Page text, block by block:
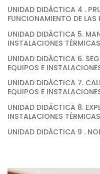
UNIDAD DIDÁCTICA 4 .
FUNCIONAMIENTO DE
UNIDAD DIDÁCTICA 5.
INSTALACIONES TÉRMICAS
UNIDAD DIDÁCTICA 6.
EQUIPOS E
UNIDAD DIDÁCTICA 7.
EQUIPOS E
UNIDAD DIDÁCTICA 8.
INSTALACIONES TÉRMICAS
UNIDAD DIDÁCTICA 9 .